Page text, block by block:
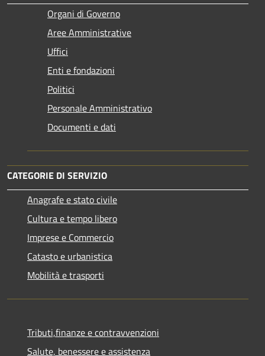
Organi di Governo
Aree Amministrative
Uffici
Enti e fondazioni
Politici
Personale Amministrativo
Documenti e dati
CATEGORIE DI SERVIZIO
Anagrafe e stato civile
Cultura e tempo libero
Imprese e Commercio
Catasto e urbanistica
Mobilità e trasporti
Tributi,finanze e contravvenzioni
Salute, benessere e assistenza